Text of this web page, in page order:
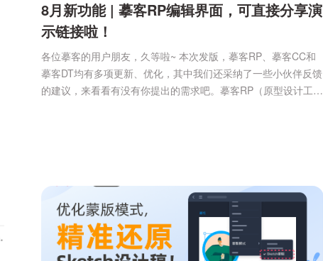
8月新功能 | 摹客RP编辑界面，可直接分享演
示链接啦！
各位摹客的用户朋友，久等啦~ 本次发版，摹客RP、摹客CC和
摹客DT均有多项更新、优化，其中我们还采纳了一些小伙伴反馈
的建议，来看看有没有你提出的需求吧。摹客RP（原型设计工